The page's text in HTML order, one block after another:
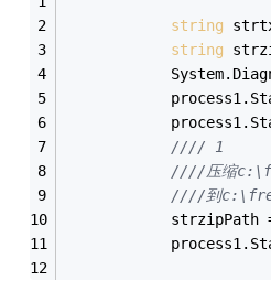
string
string
//// 1
////压缩
////到
strzipPath